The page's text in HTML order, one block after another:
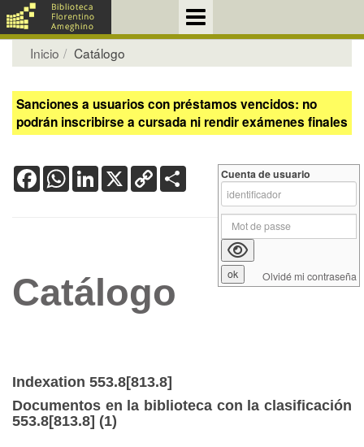
Inicio Catálogo
Sanciones a usuarios con préstamos vencidos: no
podrán inscribirse a cursada ni rendir exámenes finales
FacebookWhatsApp
LinkedIn
X Copy
Link
Catálogo
Indexation 553.8[813.8]
Documentos en la biblioteca con la clasificación
553.8[813.8] (1)
Cuenta de usuario
Olvidé mi contraseña